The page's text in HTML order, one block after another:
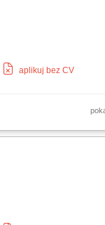
aplikuj bez CV
elementów